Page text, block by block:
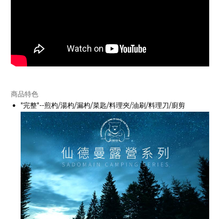
商品特色
"完整"--煎杓/湯杓/漏杓/菜匙/料理夾/油刷/料理刀/廚剪